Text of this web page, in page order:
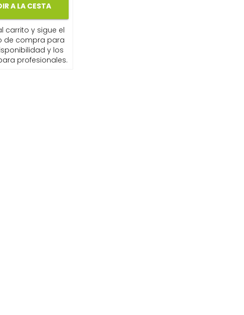
A LA CESTA
carrito y sigue el
de compra para
y los
profesionales.